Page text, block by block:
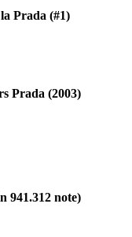
Prada (#1)
Prada (2003)
941.312 note)